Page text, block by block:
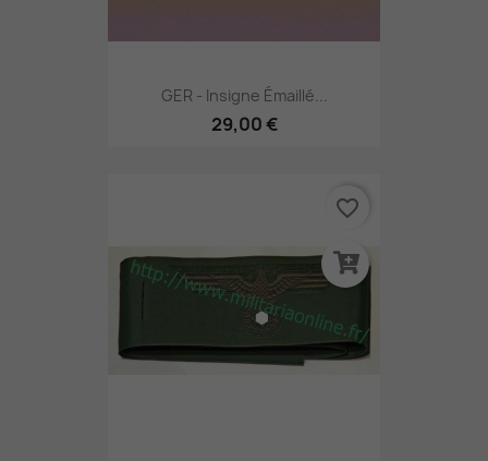
GER - Insigne Émaillé...
29,00 €
favorite_border